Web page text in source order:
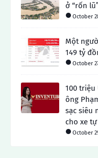
ở “rốn
October
Một
149 tỷ
October
100 triệu
ông
sạc siêu
cho xe
October